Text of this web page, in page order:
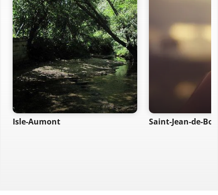
Isle-Aumont Saint-Jean-de-